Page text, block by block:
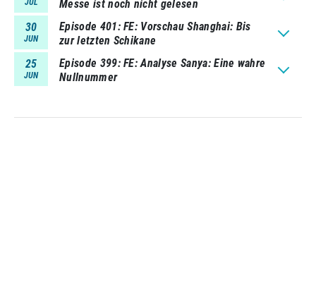
Messe ist noch nicht gelesen
30
JUN
Episode 401 FE: Vorschau Shanghai: Bis
zur letzten Schikane
25
JUN
Episode 399 FE: Analyse Sanya: Eine wahre
Nullnummer